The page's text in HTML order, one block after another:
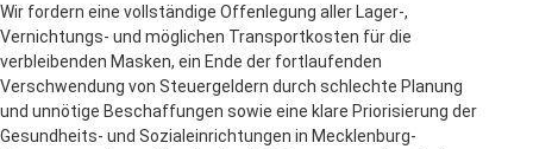
Wir fordern eine vollständige Offenlegung aller Lager-,
Vernichtungs- und möglichen Transportkosten für die
verbleibenden Masken, ein Ende der fortlaufenden
Verschwendung von Steuergeldern durch schlechte Planung
und unnötige Beschaffungen sowie eine klare Priorisierung der
Gesundheits- und Sozialeinrichtungen in Mecklenburg-